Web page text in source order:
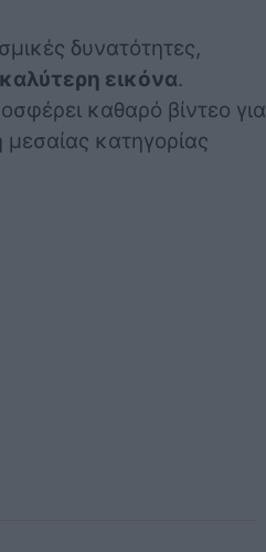
δυνατότητες,
εικόνα.
καθαρό βίντεο για
κατηγορίας